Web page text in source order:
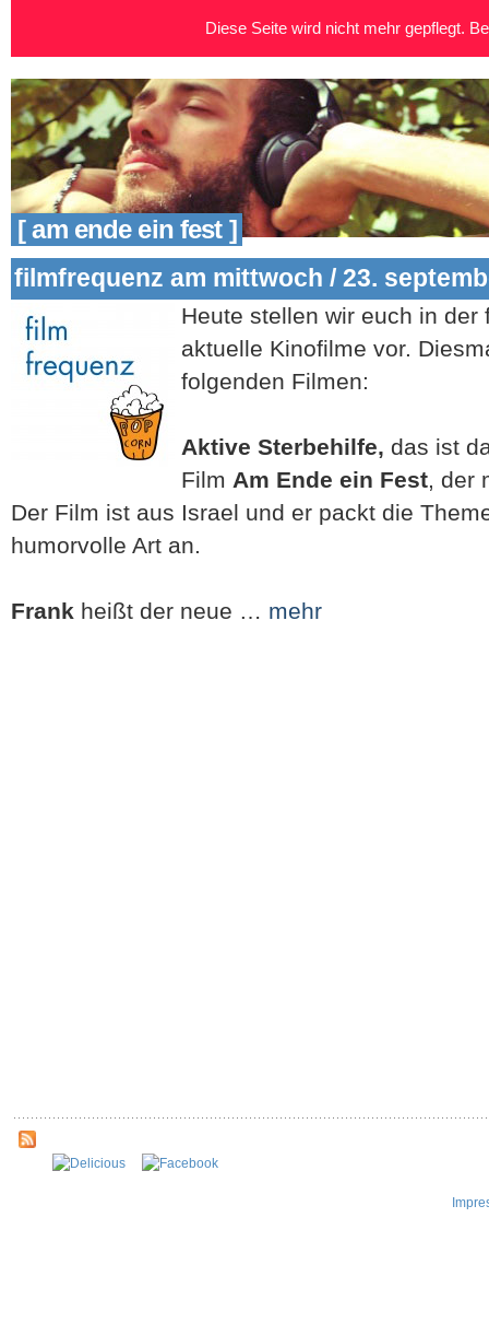
[ am ende ein fest ]
filmfrequenz am mittwoch / 23.
Heute stellen wir euch in der
aktuelle Kinofilme vor.
folgenden Filmen:
Aktive Sterbehilfe, das ist
Film Am Ende ein Fest, der
Der Film ist aus Israel und er packt die
humorvolle Art an.
Frank heißt der neue … mehr
Diese Seite wird nicht mehr gepflegt.